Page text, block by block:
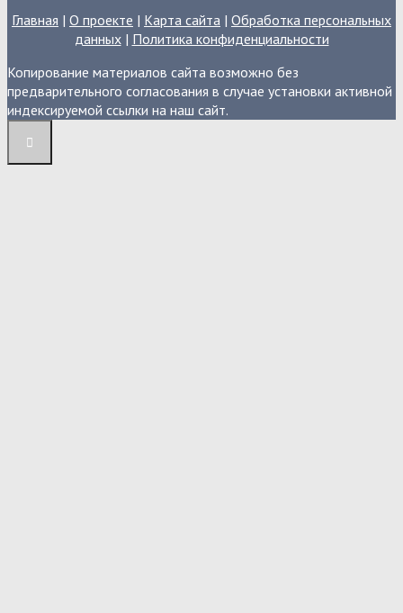
Главная | О проекте | Карта сайта | Обработка персональных
данных| Политика конфиденциальности
Копирование материалов сайта возможно без
предварительного согласования в случае установки активной
индексируемой ссылки на наш сайт.